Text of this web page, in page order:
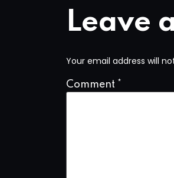
Leave
Your email address will
Comment *